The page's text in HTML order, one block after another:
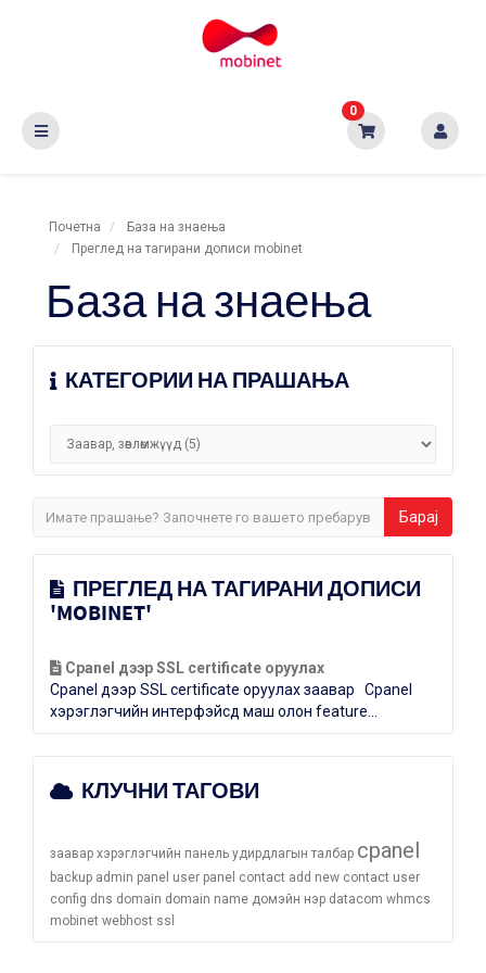
0
Почетна
База на знаења
Преглед на тагирани дописи mobinet
База на знаења
КАТЕГОРИИ НА ПРАШАЊА
ПРЕГЛЕД НА ТАГИРАНИ ДОПИСИ
'MOBINET'
Cpanel дээр SSL certificate оруулах
Cpanel дээр SSL certificate оруулах заавар Cpanel
хэрэглэгчийн интерфэйсд маш олон feature...
КЛУЧНИ ТАГОВИ
заавар хэрэглэгчийн панель удирдлагын талбар cpanel
backup admin panel user panel contact add new contact user
config dns domain domain name домэйн нэр datacom whmcs
mobinet webhost ssl